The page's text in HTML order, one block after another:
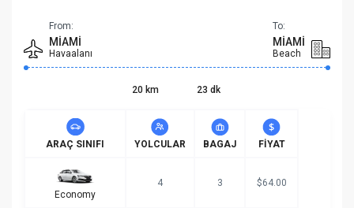
From:
MIAMI
Havaalanı
To:
MIAMI
Beach
20 km 23 dk
ARAÇ SINIFI YOLCULAR BAGAJ FIYAT
Economy
4 3 $64.00